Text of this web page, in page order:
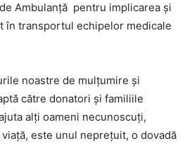
Ambulanţă pentru implicarea şi
în transportul echipelor medicale
noastre de mulţumire şi
către donatori şi familiile
alţi oameni necunoscuţi,
este unul nepreţuit, o dovadă